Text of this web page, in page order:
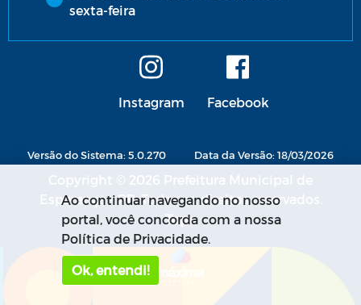
sexta-feira
Instagram Facebook
Versão do Sistema: 5.0.270 Data da Versão: 18/03/2026
Copyright © 2026 Prefeitura Municipal de
Esperança - PB. Todos os direitos reservados.
Ao continuar navegando no nosso
portal, você concorda com a nossa
Política de Privacidade.
Ok, entendi!